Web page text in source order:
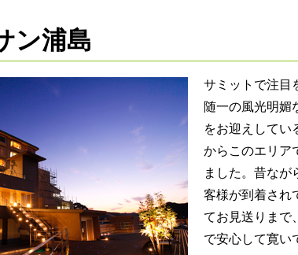
ン浦島
サミットで注目
随一の風光明媚
をお迎えしてい
からこのエリア
ました。昔なが
客様が到着され
てお見送りまで
で安心して寛い